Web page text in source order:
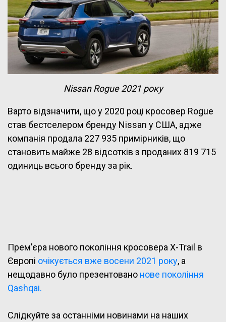
Nissan Rogue 2021 року
Варто відзначити, що у 2020 році кросовер Rogue
став бестселером бренду Nissan у США, адже
компанія продала 227 935 примірників, що
становить майже 28 відсотків з проданих 819 715
одиниць всього бренду за рік.
Прем’єра нового покоління кросовера X-Trail в
Європі очікується вже восени 2021 року, а
нещодавно було презентовано нове покоління
Qashqai.
Слідкуйте за останніми новинами на наших